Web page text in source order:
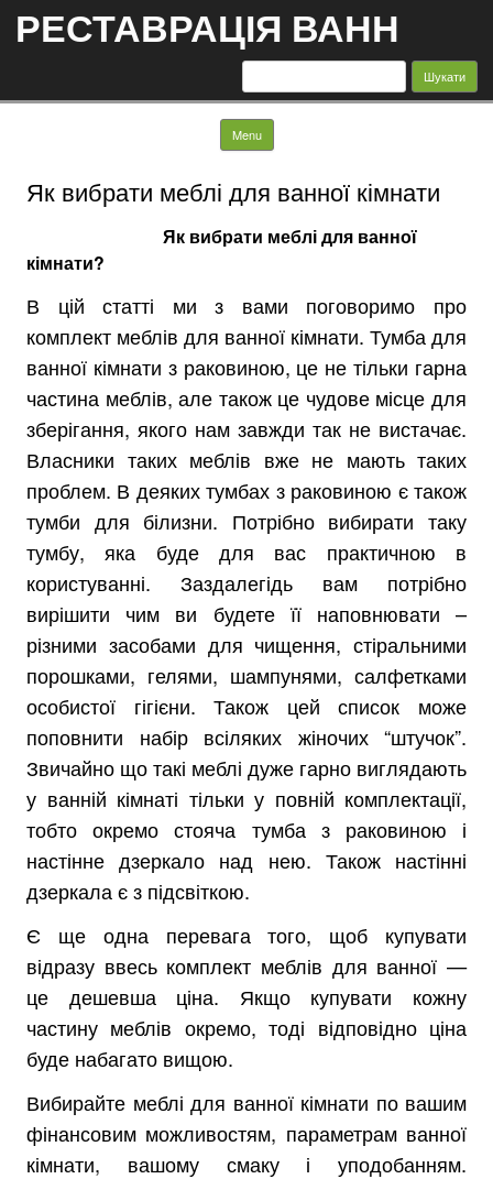
РЕСТАВРАЦІЯ ВАНН
Пошук:
Menu Skip to content
Як вибрати меблі для ванної кімнати
Як вибрати меблі для ванної
кімнати?
В цій статті ми з вами поговоримо про
комплект меблів для ванної кімнати. Тумба для
ванної кімнати з раковиною, це не тільки гарна
частина меблів, але також це чудове місце для
зберігання, якого нам завжди так не вистачає.
Власники таких меблів вже не мають таких
проблем. В деяких тумбах з раковиною є також
тумби для білизни. Потрібно вибирати таку
тумбу, яка буде для вас практичною в
користуванні. Заздалегідь вам потрібно
вирішити чим ви будете її наповнювати –
різними засобами для чищення, стіральними
порошками, гелями, шампунями, салфетками
особистої гігієни. Також цей список може
поповнити набір всіляких жіночих “штучок”.
Звичайно що такі меблі дуже гарно виглядають
у ванній кімнаті тільки у повній комплектації,
тобто окремо стояча тумба з раковиною і
настінне дзеркало над нею. Також настінні
дзеркала є з підсвіткою.
Є ще одна перевага того, щоб купувати
відразу ввесь комплект меблів для ванної —
це дешевша ціна. Якщо купувати кожну
частину меблів окремо, тоді відповідно ціна
буде набагато вищою.
Вибирайте меблі для ванної кімнати по вашим
фінансовим можливостям, параметрам ванної
кімнати, вашому смаку і уподобанням.